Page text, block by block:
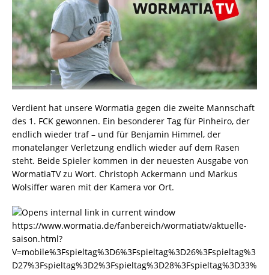
Verdient hat unsere Wormatia gegen die zweite Mannschaft
des 1. FCK gewonnen. Ein besonderer Tag für Pinheiro, der
endlich wieder traf – und für Benjamin Himmel, der
monatelanger Verletzung endlich wieder auf dem Rasen
steht. Beide Spieler kommen in der neuesten Ausgabe von
WormatiaTV zu Wort. Christoph Ackermann und Markus
Wolsiffer waren mit der Kamera vor Ort.
https://www.wormatia.de/fanbereich/wormatiatv/aktuelle-
saison.html?
V=mobile%3Fspieltag%3D6%3Fspieltag%3D26%3Fspieltag%3
D27%3Fspieltag%3D2%3Fspieltag%3D28%3Fspieltag%3D33%